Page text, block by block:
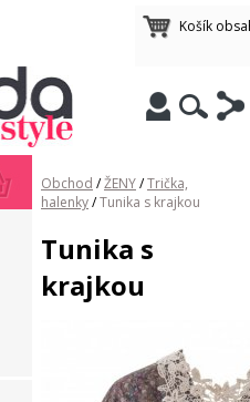
Košík
Obchod /ŽENY/Trička,
halenky/Tunika s krajkou
Tunika s
krajkou